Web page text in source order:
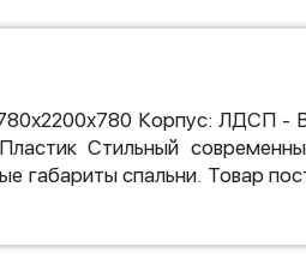
Корпус: ЛДСП -
Стильный
габариты спальни. Товар